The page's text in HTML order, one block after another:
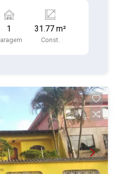
outras 4 casas;
elétrica
1 31.77 m²
Const.